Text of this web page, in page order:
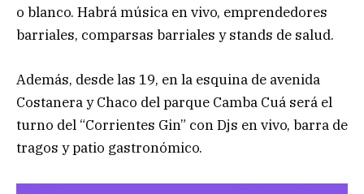
o blanco. Habrá música en vivo, emprendedores
barriales, comparsas barriales y stands de salud.
Además, desde las 19, en la esquina de avenida
Costanera y Chaco del parque Camba Cuá será el
turno del “Corrientes Gin” con Djs en vivo, barra de
tragos y patio gastronómico.